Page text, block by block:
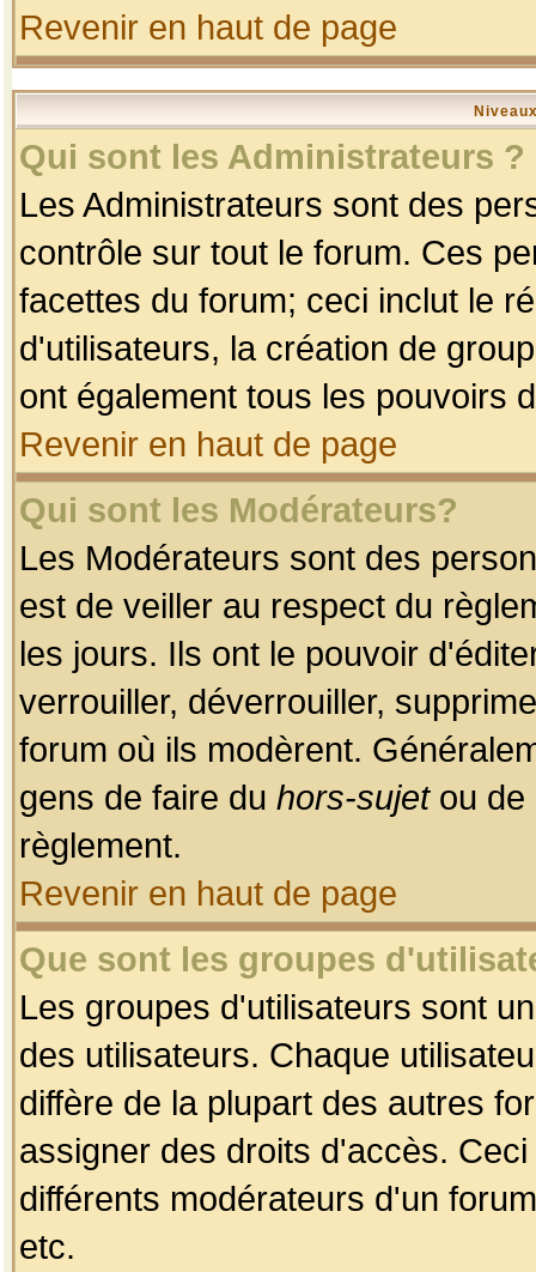
Revenir en haut de page
Qui sont les Administrateurs ?
Les Administrateurs sont des
contrôle sur tout le forum. Ces
facettes du forum; ceci inclut le
d'utilisateurs, la création de
ont également tous les pouvoirs
Revenir en haut de page
Qui sont les Modérateurs?
Les Modérateurs sont des
est de veiller au respect du
les jours. Ils ont le pouvoir
verrouiller, déverrouiller,
forum où ils modèrent.
gens de faire du hors-sujetou de
règlement.
Revenir en haut de page
Que sont les groupes
Les groupes d'utilisateurs sont
des utilisateurs. Chaque
diffère de la plupart des autres
assigner des droits d'accès.
différents modérateurs d'un
etc.